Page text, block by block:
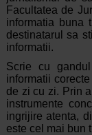
Facultatea de
informatia buna
destinatarul sa
informatii.
Scrie cu
informatii
de zi cu zi. Prin
instrumente
ingrijire atenta,
este cel mai bun